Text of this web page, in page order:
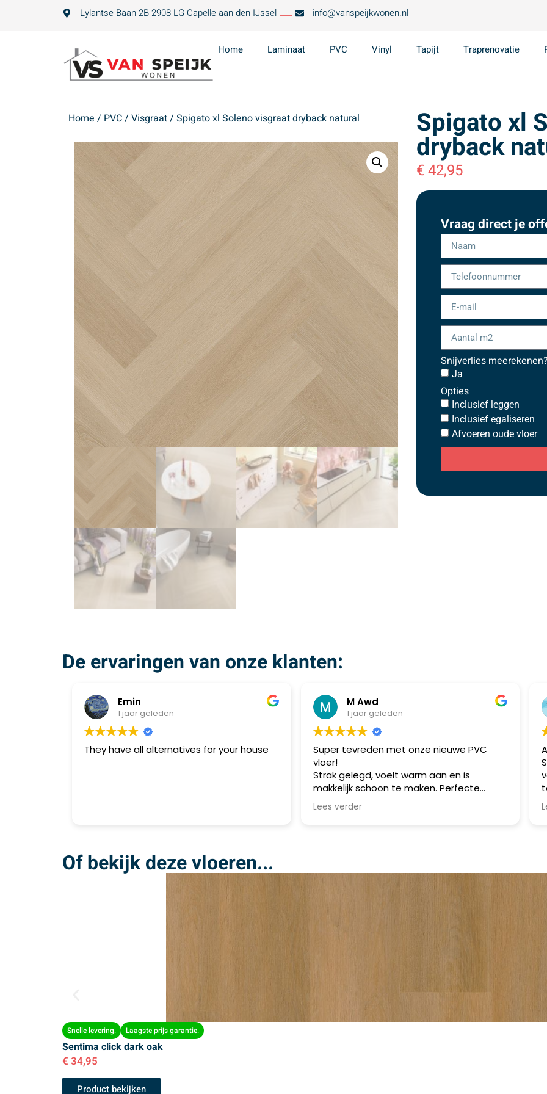
Lylantse Baan 2B 2908 LG Capelle aan den IJssel info@vanspeijkwonen.nl
Home Laminaat PVC Vinyl Tapijt Traprenovatie
Home / PVC/ Visgraat/ Spigato xl Soleno visgraat dryback natural Spigato xl
dryback
€42,95
Vraag direct je
Snijverlies meerekenen?
Ja
Opties
Inclusief leggen
Inclusief egaliseren
Afvoeren oude vloer
De ervaringen van onze klanten:
Emin
1 jaar geleden
They have all alternatives for your house
M Awd
1 jaar geleden
Super tevreden met onze nieuwe PVC
vloer!
Strak gelegd, voelt warm aan en is
makkelijk schoon te maken. Perfecte
combinatie van stijl en praktisch gebruik.
Aanrader!
Lees verder
Of bekijk deze vloeren...
Snelle levering. Laagste prijs garantie.
Sentima click dark oak
€ 34,95
Product bekijken